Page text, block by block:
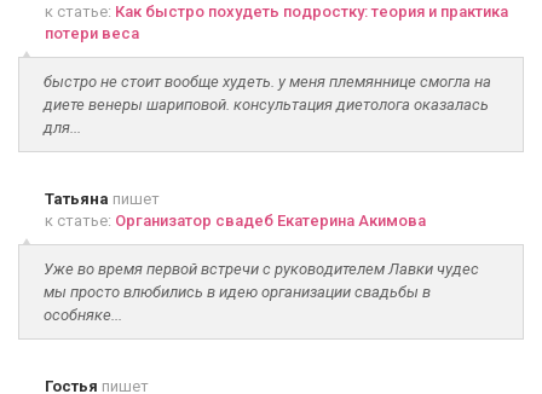
к статье: Как быстро похудеть подростку: теория и практика
потери веса
быстро не стоит вообще худеть. у меня племяннице смогла на
диете венеры шариповой. консультация диетолога оказалась
для...
Татьяна пишет
к статье: Организатор свадеб Екатерина Акимова
Уже во время первой встречи с руководителем Лавки чудес
мы просто влюбились в идею организации свадьбы в
особняке...
Гостья пишет